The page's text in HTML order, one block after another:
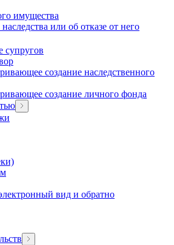
имущества
или об отказе от него
супругов
создание наследственного
создание личного фонда
вид и обратно